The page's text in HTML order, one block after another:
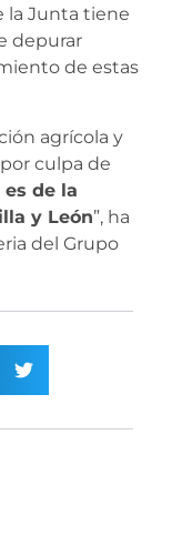
la Junta tiene
depurar
de estas
agrícola y
culpa de
es de la
y León”, ha
del Grupo